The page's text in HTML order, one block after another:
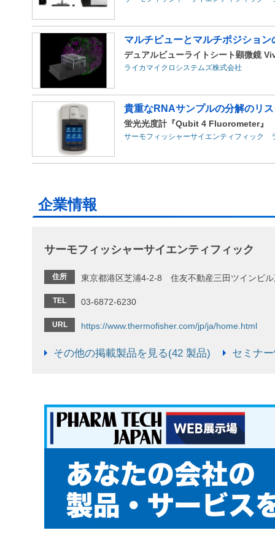
マルチビューとマルチポジショ
デュアルビューライトシート顕微鏡
ライカマイクロシステムズ株式会社
貴重なRNAサンプルの分解のリ
蛍光光度計『Qubit 4 Fluorometer』
サーモフィッシャーサイエンティフィック
企業情報
サーモフィッシャーサイエンティフィック
住所 東京都港区芝浦4-2-8 住友不動産三田ツインビル
TEL 03-6872-6230
URL https://www.thermofisher.com/jp/ja/home.html
その他の掲載製品を見る(42 製品) セミナ